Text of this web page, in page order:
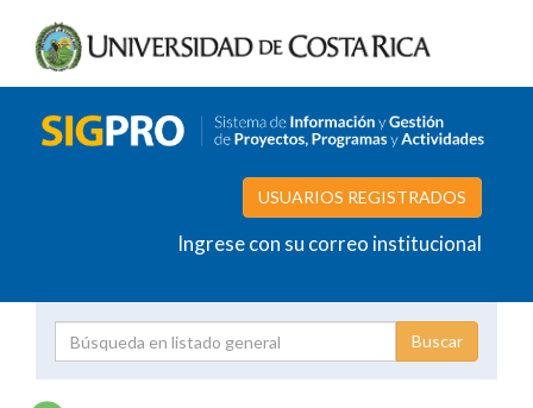
USUARIOS REGISTRADOS
Ingrese con su correo institucional